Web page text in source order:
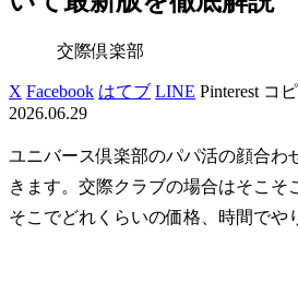
交際倶楽部
X Facebook はてブ LINE Pinterest コ
2026.06.29
ユニバース倶楽部のパパ活の顔合わ
きます。交際クラブの場合はそこそ
そこでどれくらいの価格、時間でや